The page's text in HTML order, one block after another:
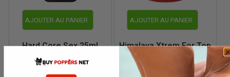
AJOUTER AU PANIER
Hard Core Sex 25ml
10,90 € 5,45 €
AJOUTER AU PANIER
Himalaya Xtrem For Top
9,50 €